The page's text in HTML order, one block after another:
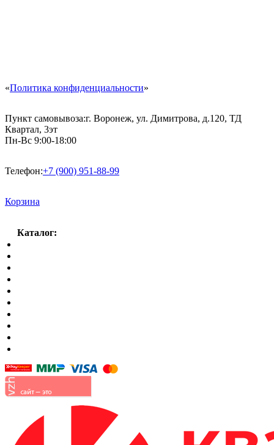
«Политика конфиденциальности»
Пункт самовывоза:г. Воронеж, ул. Димитрова, д.120, ТД
Квартал, 3эт
Пн-Вс 9:00-18:00
Телефон:+7 (900) 951-88-99
Корзина
Каталог: